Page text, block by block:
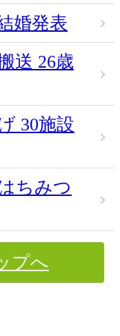
婚発表
送 26歳
30施設
ちみつ
プへ